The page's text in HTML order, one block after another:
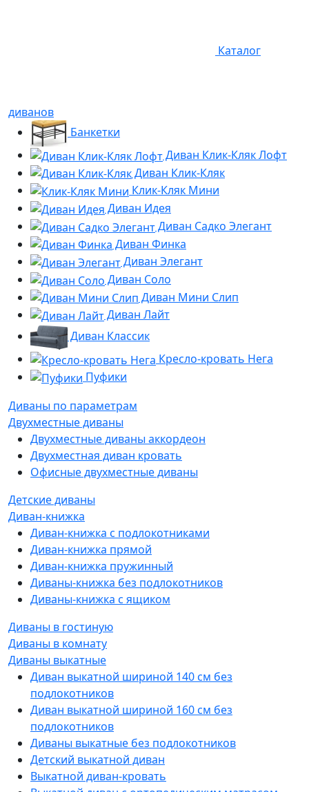
Каталог
диванов
Банкетки
Диван Клик-Кляк Лофт
Диван Клик-Кляк
Клик-Кляк Мини
Диван Идея
Диван Садко Элегант
Диван Финка
Диван Элегант
Диван Соло
Диван Мини Слип
Диван Лайт
Диван Классик
Кресло-кровать Нега
Пуфики
Диваны по параметрам
Двухместные диваны
Двухместные диваны аккордеон
Двухместная диван кровать
Офисные двухместные диваны
Детские диваны
Диван-книжка
Диван-книжка с подлокотниками
Диван-книжка прямой
Диван-книжка пружинный
Диваны-книжка без подлокотников
Диваны-книжка с ящиком
Диваны в гостиную
Диваны в комнату
Диваны выкатные
Диван выкатной шириной 140 см без
подлокотников
Диван выкатной шириной 160 см без
подлокотников
Диваны выкатные без подлокотников
Детский выкатной диван
Выкатной диван-кровать